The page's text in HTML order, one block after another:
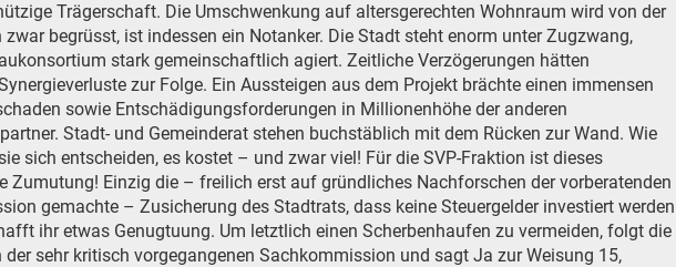
Trägerschaft. Die Umschwenkung auf altersgerechten Wohnraum wird von der
zwar begrüsst, ist indessen ein Notanker. Die Stadt steht enorm unter Zugzwang,
stark gemeinschaftlich agiert. Zeitliche Verzögerungen hätten
zur Folge. Ein Aussteigen aus dem Projekt brächte einen immensen
sowie Entschädigungsforderungen in Millionenhöhe der anderen
Stadt- und Gemeinderat stehen buchstäblich mit dem Rücken zur Wand. Wie
sich entscheiden, es kostet – und zwar viel! Für die SVP-Fraktion ist dieses
Zumutung! Einzig die – freilich erst auf gründliches Nachforschen der vorberatenden
gemachte – Zusicherung des Stadtrats, dass keine Steuergelder investiert werden
ihr etwas Genugtuung. Um letztlich einen Scherbenhaufen zu vermeiden, folgt die
der sehr kritisch vorgegangenen Sachkommission und sagt Ja zur Weisung 15,